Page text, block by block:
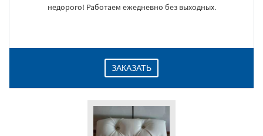
недорого! Работаем ежедневно без выходных.
ЗАКАЗАТЬ